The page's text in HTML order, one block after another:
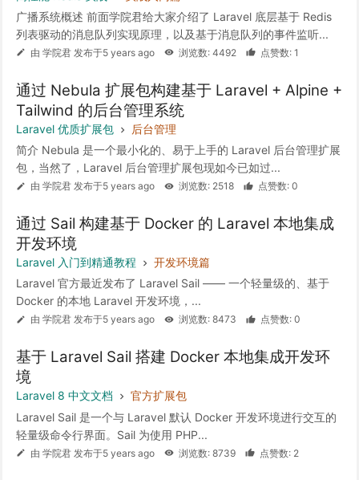
广播系统概述 前面学院君给大家介绍了 Laravel 底层基于 Redis
列表驱动的消息队列实现原理，以及基于消息队列的事件监听...
由 学院君 发布于5 years ago 浏览数: 4492 点赞数: 1
通过 Nebula 扩展包构建基于 Laravel + Alpine +
Tailwind 的后台管理系统
Laravel 优质扩展包
后台管理
简介 Nebula 是一个最小化的、易于上手的 Laravel 后台管理扩展
包，当然了，Laravel 后台管理扩展包现如今已如过...
由 学院君 发布于5 years ago 浏览数: 2518 点赞数: 0
通过 Sail 构建基于 Docker 的 Laravel 本地集成
开发环境
Laravel 入门到精通教程
开发环境篇
Laravel 官方最近发布了 Laravel Sail —— 一个轻量级的、基于
Docker 的本地 Laravel 开发环境，...
由 学院君 发布于5 years ago 浏览数: 8473 点赞数: 0
基于 Laravel Sail 搭建 Docker 本地集成开发环
境
Laravel 8 中文文档
官方扩展包
Laravel Sail 是一个与 Laravel 默认 Docker 开发环境进行交互的
轻量级命令行界面。Sail 为使用 PHP...
由 学院君 发布于5 years ago 浏览数: 8739 点赞数: 2